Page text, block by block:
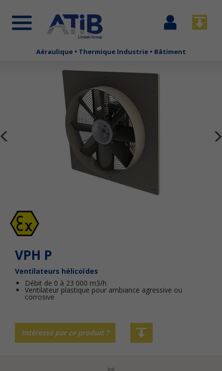
Aéraulique • Thermique Industrie • Bâtiment
VPH P
Ventilateurs hélicoïdes
Débit de 0 à 23 000 m3/h
Ventilateur plastique pour ambiance agressive ou
corrosive
Intéressé par ce produit ?